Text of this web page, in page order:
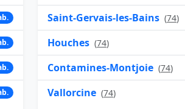
Saint-Gervais-les-Bains (74)
Houches (74)
Contamines-Montjoie (74)
Vallorcine (74)